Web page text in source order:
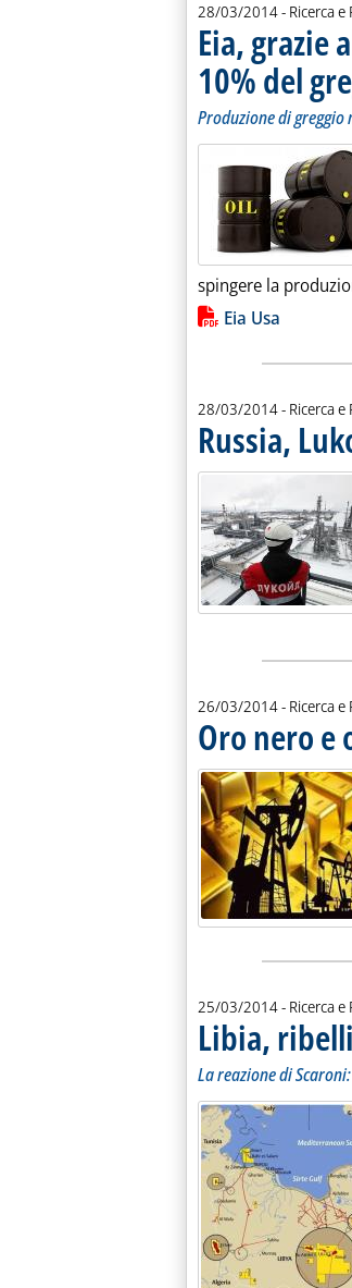
28/03/2014- Ricerca
Eia, grazie
10% del
Produzione di
spingere la
Lista allegati
Eia Usa
28/03/2014- Ricerca
Russia,
26/03/2014- Ricerca
Oro nero e
25/03/2014- Ricerca
Libia,
La reazione di